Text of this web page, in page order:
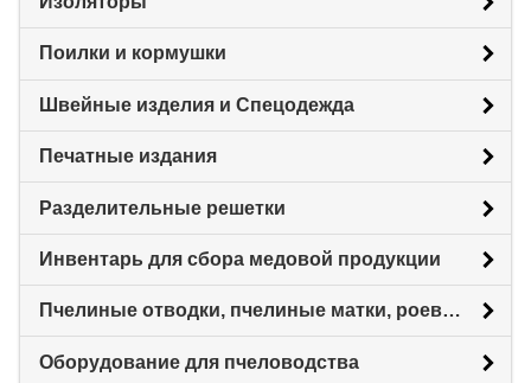
Поилки и кормушки
Швейные изделия и Спецодежда
Печатные издания
Разделительные решетки
Инвентарь для сбора медовой продукции
Пчелиные отводки, пчелиные матки, роевни
Оборудование для пчеловодства